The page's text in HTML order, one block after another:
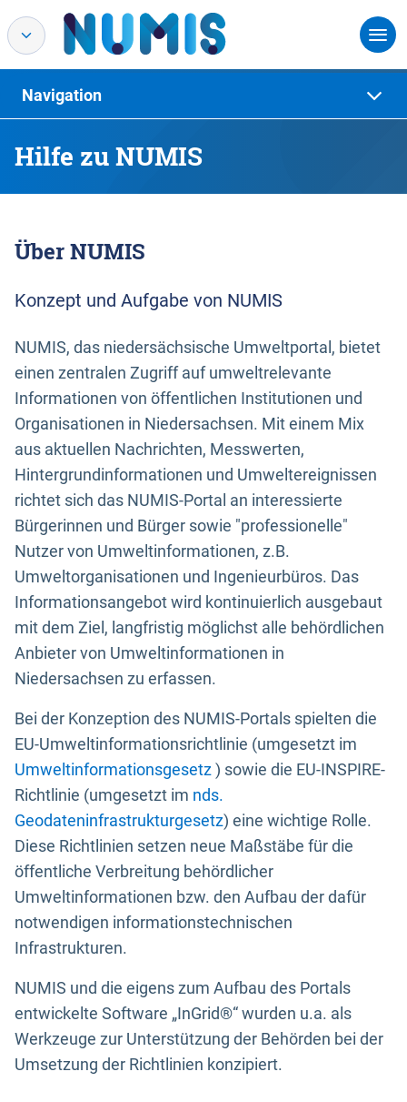
Hilfe zu NUMIS
Navigation
Über NUMIS
Konzept und Aufgabe von NUMIS
NUMIS, das niedersächsische Umweltportal, bietet
einen zentralen Zugriff auf umweltrelevante
Informationen von öffentlichen Institutionen und
Organisationen in Niedersachsen. Mit einem Mix
aus aktuellen Nachrichten, Messwerten,
Hintergrundinformationen und Umweltereignissen
richtet sich das NUMIS-Portal an interessierte
Bürgerinnen und Bürger sowie "professionelle"
Nutzer von Umweltinformationen, z.B.
Umweltorganisationen und Ingenieurbüros. Das
Informationsangebot wird kontinuierlich ausgebaut
mit dem Ziel, langfristig möglichst alle behördlichen
Anbieter von Umweltinformationen in
Niedersachsen zu erfassen.
Bei der Konzeption des NUMIS-Portals spielten die
EU-Umweltinformationsrichtlinie (umgesetzt im
Umweltinformationsgesetz) sowie die EU-INSPIRE-
Richtlinie (umgesetzt im nds.
Geodateninfrastrukturgesetz) eine wichtige Rolle.
Diese Richtlinien setzen neue Maßstäbe für die
öffentliche Verbreitung behördlicher
Umweltinformationen bzw. den Aufbau der dafür
notwendigen informationstechnischen
Infrastrukturen.
NUMIS und die eigens zum Aufbau des Portals
entwickelte Software „InGrid®“ wurden u.a. als
Werkzeuge zur Unterstützung der Behörden bei der
Umsetzung der Richtlinien konzipiert.